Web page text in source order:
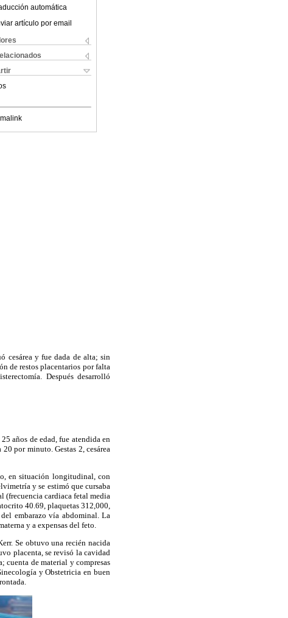
automática
artículo por email
cesárea y fue dada de alta; sin
de restos placentarios por falta
Después desarrolló
años de edad, fue atendida en
por minuto. Gestas 2, cesárea
en situación longitudinal, con
y se estimó que cursaba
(frecuencia cardiaca fetal media
40.69, plaquetas 312,000,
embarazo vía abdominal. La
y a expensas del feto.
Se obtuvo una recién nacida
placenta, se revisó la cavidad
cuenta de material y compresas
yObstetricia en buen